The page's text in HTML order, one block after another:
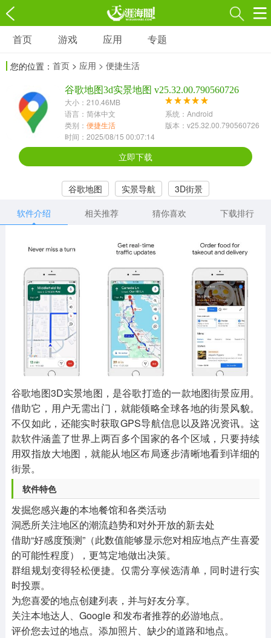
游戏
3697款应用
1597款应用
1789款应用
休闲益智
13387款应用
2196款应用
冒险解谜
1072款应用
418款应用
568款应用
音乐舞蹈
其他
1654款应用
游戏助手
515款应用
MOD游戏
1056款应用
首页 游戏 应用 专题
您的位置： 首页 > 应用 > 便捷生活
谷歌地图3d实景地图 v25.32.00.790560726
大小：210.46MB
语言：简体中文
系统：Android
类别： 便捷生活
版本：v25.32.00.790560726
时间：2025/08/15 00:07:14
立即下载
谷歌地图 实景导航
3D街景
软件介绍
相关推荐 猜你喜欢 下载排行
谷歌地图3D实景地图，是谷歌打造的一款地图街景应用。
借助它，用户无需出门，就能领略全球各地的街景风貌。
不仅如此，还能实时获取GPS导航信息以及路况资讯。这
款软件涵盖了世界上两百多个国家的各个区域，只要持续
用双指放大地图，就能从地区布局逐步清晰地看到详细的
街景。
软件特色
发掘您感兴趣的本地餐馆和各类活动
洞悉所关注地区的潮流趋势和对外开放的新去处
借助“好感度预测”（此数值能够显示您对相应地点产生喜爱
的可能性程度），更笃定地做出决策。
群组规划变得轻松便捷。仅需分享候选清单，同时进行实
时投票。
为您喜爱的地点创建列表，并与好友分享。
关注本地达人、Google 和发布者推荐的必游地点。
评价您去过的地点。添加照片、缺少的道路和地点。